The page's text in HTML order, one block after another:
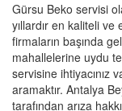
Gürsu Beko servisi
yıllardır en kaliteli
firmaların başında
mahallelerine uydu
servisine ihtiyacınız
aramaktır. Antalya
tarafından arıza